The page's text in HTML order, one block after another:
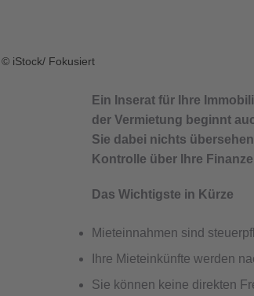
© iStock/ Fokusiert
Ein Inserat für Ihre
der Vermietung beginnt
Sie dabei nichts
Kontrolle über Ihre
Das Wichtigste in Kürze
Mieteinnahmen sind
Ihre Mieteinkünfte werden
Sie können keine direkten